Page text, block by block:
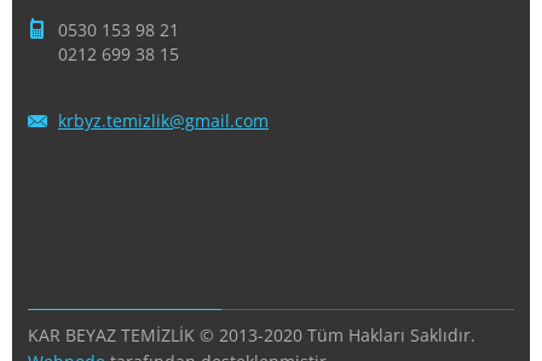
0530 153 98 21
0212 699 38 15
krbyz.temizlik@gmail.com
KAR BEYAZ TEMİZLİK © 2013-2020 Tüm Hakları Saklıdır.